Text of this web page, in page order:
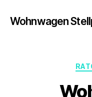
Wohnwagen